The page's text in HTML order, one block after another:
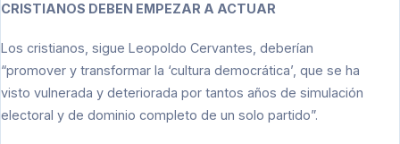
CRISTIANOS DEBEN EMPEZAR A ACTUAR
Los cristianos, sigue Leopoldo Cervantes, deberían
“promover y transformar la ‘cultura democrática’, que se ha
visto vulnerada y deteriorada por tantos años de simulación
electoral y de dominio completo de un solo partido”.